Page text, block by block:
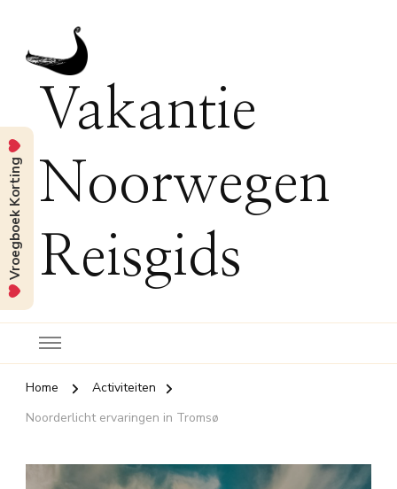
Vakantie
Noorwegen
Reisgids
Home
Activiteiten
Noorderlicht ervaringen in Tromsø
Vroegboek Korting